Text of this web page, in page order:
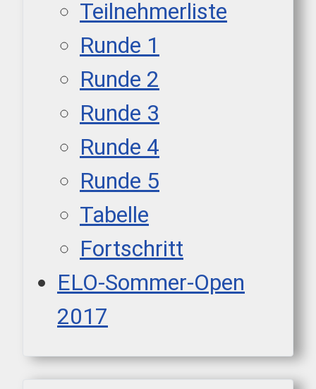
Teilnehmerliste
Runde 1
Runde 2
Runde 3
Runde 4
Runde 5
Tabelle
Fortschritt
ELO-Sommer-Open
2017